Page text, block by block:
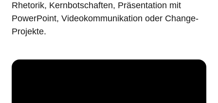
Rhetorik, Kernbotschaften, Präsentation mit
PowerPoint, Videokommunikation oder Change-
Projekte.